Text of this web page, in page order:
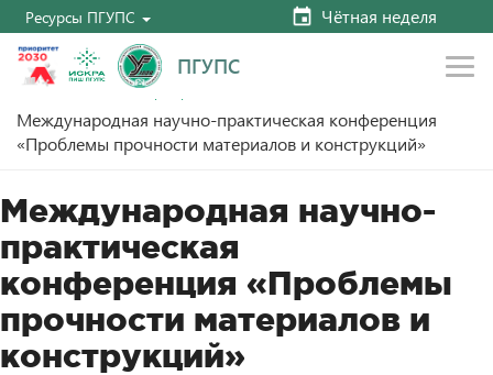
Ресурсы ПГУПС Чётная неделя
ПГУПС
Главная План мероприятий
Международная научно-практическая конференция
«Проблемы прочности материалов и конструкций»
Международная научно-
практическая
конференция «Проблемы
прочности материалов и
конструкций»